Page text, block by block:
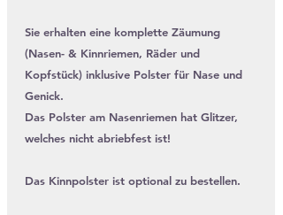
Sie erhalten eine komplette Zäumung
(Nasen- & Kinnriemen, Räder und
Kopfstück) inklusive Polster für Nase und
Genick.
Das Polster am Nasenriemen hat Glitzer,
welches nicht abriebfest ist!
Das Kinnpolster ist optional zu bestellen.